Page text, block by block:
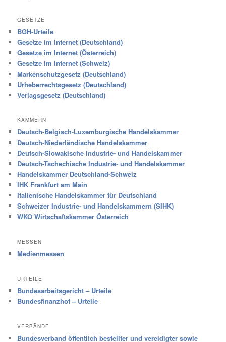
GESETZE
BGH-Urteile
Gesetze im Internet (Deutschland)
Gesetze im Internet (Österreich)
Gesetze im Internet (Schweiz)
Markenschutzgesetz (Deutschland)
Urheberrechtsgesetz (Deutschland)
Verlagsgesetz (Deutschland)
KAMMERN
Deutsch-Belgisch-Luxemburgische Handelskammer
Deutsch-Niederländische Handelskammer
Deutsch-Slowakische Industrie- und Handelskammer
Deutsch-Tschechische Industrie- und Handelskammer
Handelskammer Deutschland-Schweiz
IHK Frankfurt am Main
Italienische Handelskammer für Deutschland
Schweizer Industrie- und Handelskammern (SIHK)
WKO Wirtschaftskammer Österreich
MESSEN
Medienmessen
URTEILE
Bundesarbeitsgericht – Urteile
Bundesfinanzhof – Urteile
VERBÄNDE
Bundesverband öffentlich bestellter und vereidigter sowie